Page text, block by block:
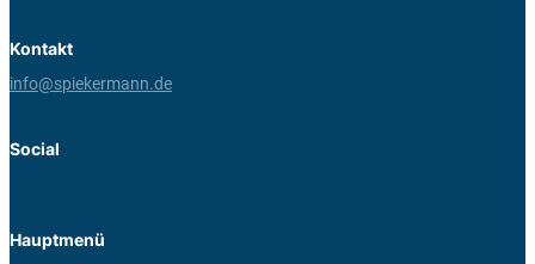
Kontakt
info@spiekermann.de
Social
Hauptmenü